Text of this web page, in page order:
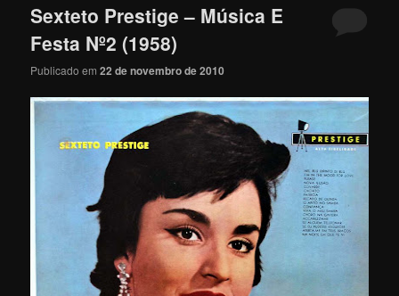
Sexteto Prestige – Música E
Festa Nº2 (1958)
Publicado em22 de novembro de 2010